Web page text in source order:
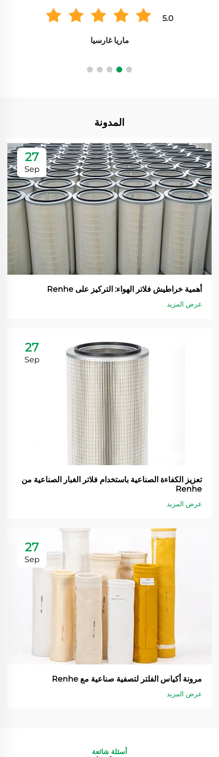
5.0
ماريا غارسيا
المدونة
27
Sep
أهمية خراطيش فلاتر الهواء: التركيز على Renhe
عرض المزيد
27
Sep
تعزيز الكفاءة الصناعية باستخدام فلاتر الغبار الصناعية من
Renhe
عرض المزيد
27
Sep
مرونة أكياس الفلتر لتصفية صناعية مع Renhe
عرض المزيد
أسئلة شائعة